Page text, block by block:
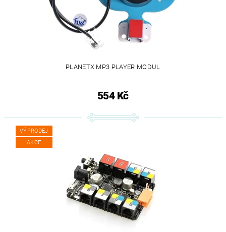
PLANETX MP3 PLAYER MODUL
554 Kč
VÝPRODEJ
AKCE